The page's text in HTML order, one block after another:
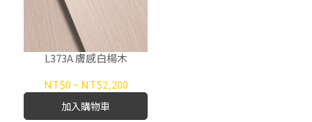
L373A 膚感白楊木
NT$0~NT$2,200
加入購物車